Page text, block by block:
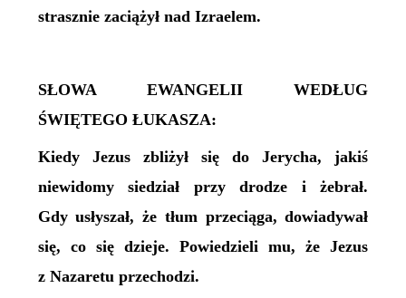
strasznie zaciążył nad Izraelem.
SŁOWA EWANGELII WEDŁUG
ŚWIĘTEGO ŁUKASZA:
Kiedy Jezus zbliżył się do Jerycha, jakiś
niewidomy siedział przy drodze i żebrał.
Gdy usłyszał, że tłum przeciąga, dowiadywał
się, co się dzieje. Powiedzieli mu, że Jezus
z Nazaretu przechodzi.